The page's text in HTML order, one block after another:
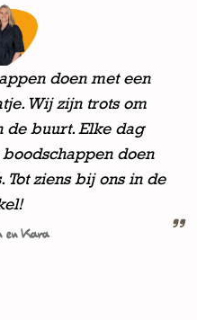
doen met een
Wij zijn trots om
de buurt. Elke dag
doen
ziens bij ons in de
en Kara